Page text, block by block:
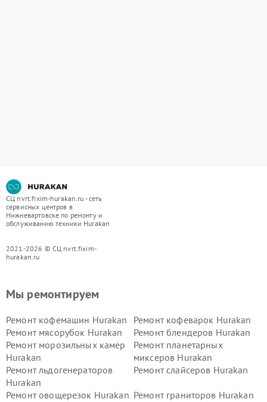
СЦ nvrt.fixim-hurakan.ru - сеть
сервисных центров в
Нижневартовске по ремонту и
обслуживанию техники Hurakan
2021-2026 © СЦ nvrt.fixim-
hurakan.ru
Мы ремонтируем
Ремонт кофемашин Hurakan
Ремонт кофеварок Hurakan
Ремонт мясорубок Hurakan
Ремонт блендеров Hurakan
Ремонт морозильных камер
Hurakan
Ремонт планетарных
миксеров Hurakan
Ремонт льдогенераторов
Hurakan
Ремонт слайсеров Hurakan
Ремонт овощерезок Hurakan Ремонт граниторов Hurakan